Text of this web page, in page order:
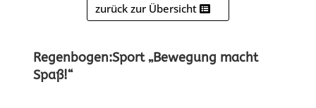
zurück zur Übersicht
Regenbogen:Sport „Bewegung macht
Spaß!“